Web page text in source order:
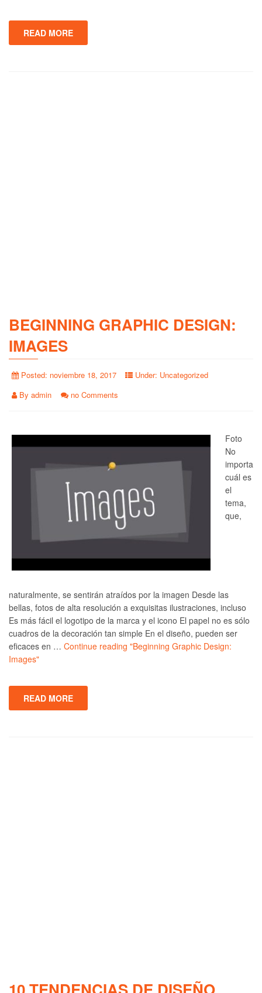
READ MORE
BEGINNING GRAPHIC DESIGN:
IMAGES
Posted: noviembre 18, 2017 Under: Uncategorized
By admin no Comments
Foto
No
importa
cuál es
el
tema,
que,
naturalmente, se sentirán atraídos por la imagen Desde las
bellas, fotos de alta resolución a exquisitas ilustraciones, incluso
Es más fácil el logotipo de la marca y el icono El papel no es sólo
cuadros de la decoración tan simple En el diseño, pueden ser
eficaces en … Continue reading "Beginning Graphic Design:
Images"
READ MORE